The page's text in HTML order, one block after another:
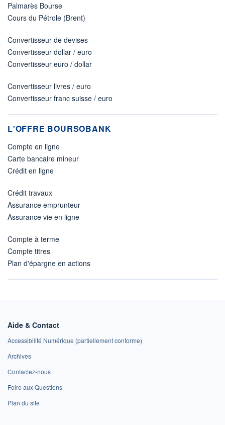
Palmarès Bourse
Cours du Pétrole (Brent)
Convertisseur de devises
Convertisseur dollar / euro
Convertisseur euro / dollar
Convertisseur livres / euro
Convertisseur franc suisse / euro
L'OFFRE BOURSOBANK
Compte en ligne
Carte bancaire mineur
Crédit en ligne
Crédit travaux
Assurance emprunteur
Assurance vie en ligne
Compte à terme
Compte titres
Plan d'épargne en actions
Aide & Contact
Accessibilité Numérique (partiellement conforme)
Archives
Contactez-nous
Foire aux Questions
Plan du site